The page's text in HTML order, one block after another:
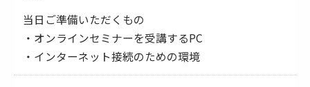
当日ご準備いただくもの
・オンラインセミナーを受講するPC
・インターネット接続のための環境